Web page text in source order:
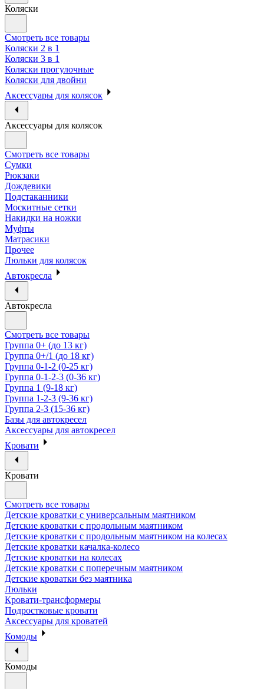
Коляски
Смотреть все товары
Коляски 2 в 1
Коляски 3 в 1
Коляски прогулочные
Коляски для двойни
Аксессуары для колясок
Аксессуары для колясок
Смотреть все товары
Сумки
Рюкзаки
Дождевики
Подстаканники
Москитные сетки
Накидки на ножки
Муфты
Матрасики
Прочее
Люльки для колясок
Автокресла
Автокресла
Смотреть все товары
Группа 0+ (до 13 кг)
Группа 0+/1 (до 18 кг)
Группа 0-1-2 (0-25 кг)
Группа 0-1-2-3 (0-36 кг)
Группа 1 (9-18 кг)
Группа 1-2-3 (9-36 кг)
Группа 2-3 (15-36 кг)
Базы для автокресел
Аксессуары для автокресел
Кровати
Кровати
Смотреть все товары
Детские кроватки с универсальным маятником
Детские кроватки с продольным маятником
Детские кроватки с продольным маятником на колесах
Детские кроватки качалка-колесо
Детские кроватки на колесах
Детские кроватки с поперечным маятником
Детские кроватки без маятника
Люльки
Кровати-трансформеры
Подростковые кровати
Аксессуары для кроватей
Комоды
Комоды